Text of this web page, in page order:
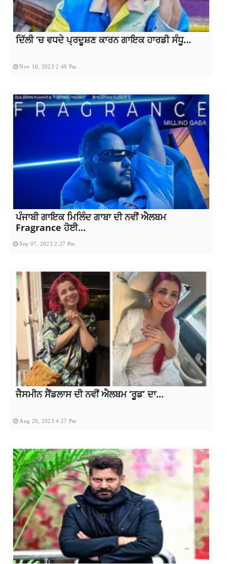
ਦਿੱਲੀ ‘ਚ ਵਧਦੇ ਪ੍ਰਦੂਸ਼ਣ ਕਾਰਨ ਗਾਇਕ ਹਾਰਡੀ ਸੰਧੂ...
Nov 16, 2023 2:49 Pm
ਪੰਜਾਬੀ ਗਾਇਕ ਮਿਲਿੰਦ ਗਾਬਾ ਦੀ ਨਵੀਂ ਐਲਬਮ
Fragrance ਹੋਈ...
Sep 07, 2023 2:27 Pm
ਜੈਸਮੀਨ ਸੈਂਡਲਾਸ ਦੀ ਨਵੀਂ ਐਲਬਮ ‘ਰੂਡ’ ਦਾ...
Aug 26, 2023 4:27 Pm